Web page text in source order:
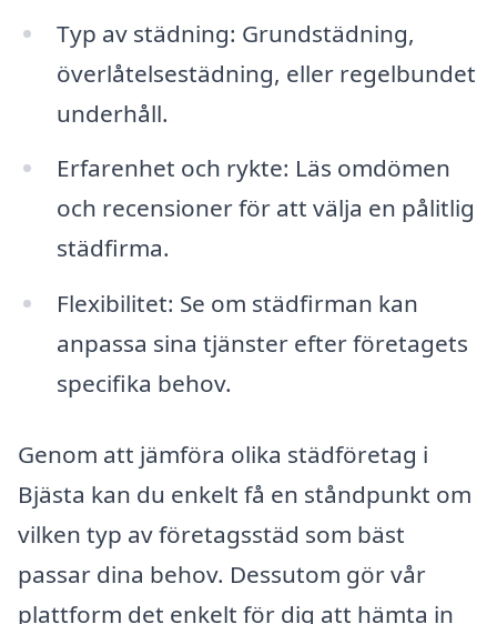
Typ av städning: Grundstädning,
överlåtelsestädning, eller regelbundet
underhåll.
Erfarenhet och rykte: Läs omdömen
och recensioner för att välja en pålitlig
städfirma.
Flexibilitet: Se om städfirman kan
anpassa sina tjänster efter företagets
specifika behov.
Genom att jämföra olika städföretag i
Bjästa kan du enkelt få en ståndpunkt om
vilken typ av företagsstäd som bäst
passar dina behov. Dessutom gör vår
plattform det enkelt för dig att hämta in